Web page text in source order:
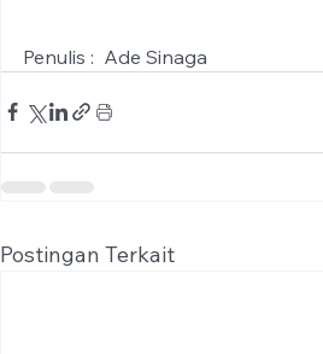
Penulis :  Ade Sinaga
Postingan Terkait